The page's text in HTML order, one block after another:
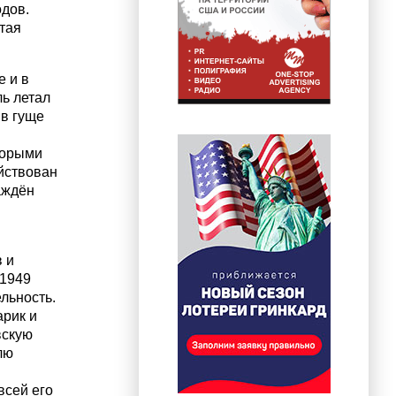
и в
летал
гуще
и
и
его